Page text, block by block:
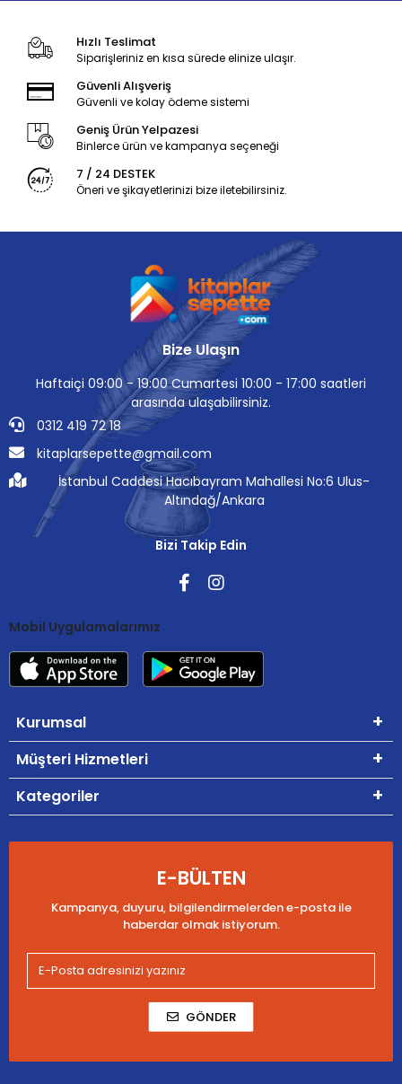
Hızlı Teslimat
Siparişleriniz en kısa sürede elinize ulaşır.
Güvenli Alışveriş
Güvenli ve kolay ödeme sistemi
Geniş Ürün Yelpazesi
Binlerce ürün ve kampanya seçeneği
7 / 24 DESTEK
Öneri ve şikayetlerinizi bize iletebilirsiniz.
Bize Ulaşın
Haftaiçi 09:00 - 19:00 Cumartesi 10:00 - 17:00 saatleri
arasında ulaşabilirsiniz.
0312 419 72 18
kitaplarsepette@gmail.com
İstanbul Caddesi Hacıbayram Mahallesi No:6 Ulus-
Altındağ/Ankara
Bizi Takip Edin
Mobil Uygulamalarımız
Kurumsal
Müşteri Hizmetleri
Kategoriler
E-BÜLTEN
Kampanya, duyuru, bilgilendirmelerden e-posta ile
haberdar olmak istiyorum.
GÖNDER